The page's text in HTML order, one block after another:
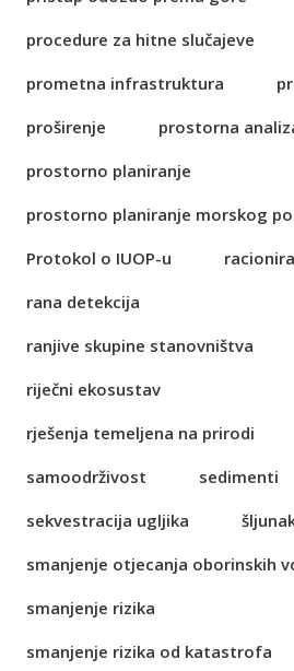
procedure za hitne slučajeve
prometna infrastruktura
proširenje
prostorna
prostorno planiranje
prostorno planiranje morskog
Protokol o IUOP-u
rana detekcija
ranjive skupine stanovništva
riječni ekosustav
rješenja temeljena na prirodi
samoodrživost
sedimenti
sekvestracija ugljika
smanjenje otjecanja oborinskih
smanjenje rizika
smanjenje rizika od katastrofa